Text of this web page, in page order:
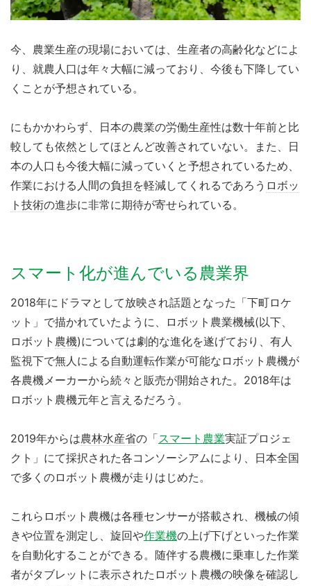
今、農業生産の現場においては、生産者の高齢化などによ
り、就農人口は年々大幅に減っており、今後も下降してい
くことが予想されている。
にもかかわらず、日本の農業の労働生産性は数十年前と比
較しても依然としてほとんど改善されていない。また、日
本の人口も今後大幅に減っていくと予想されているため、
作業における人間の負担を軽減してくれるであろう ロボッ
ト技術の進歩に非常に期待が寄せられている。
スマート化が進んでいる農業界
2018年にドラマとして放映され話題となった「下町ロケ
ット」で描かれていたように、ロボット農業機械(以下、
ロボット 農機)については劇的な進化を遂げており、有人
監視下で無人による 自動運転作業が可能なロボット農機が
各農機メーカーから続々と販売が開始された。2018年は
ロボット農機元年と言えるだろう。
2019年からは農林水産省の「スマート農業実証プロジェ
クト」にて採択された各コンソーシアムにより、日本全国
で多くのロボット農機が走りはじめた。
これらロボット農機は各種センサーが搭載され、機械の傾
きや位置を測定し、旋回や作業機の上げ下げといった作業
を自動化することができる。随伴する農機に乗車した作業
者がタブレットに表示されたロボット農機の映像を確認し